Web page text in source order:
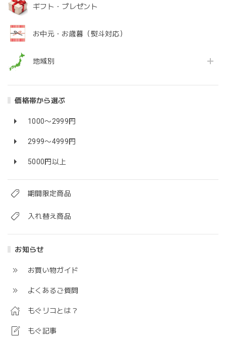
ギフト・プレゼント
お中元・お歳暮（熨斗対応）
地域別
価格帯から選ぶ
1000〜2999円
2999〜4999円
5000円以上
期間限定商品
入れ替え商品
お知らせ
お買い物ガイド
よくあるご質問
もぐリコとは？
もぐ記事